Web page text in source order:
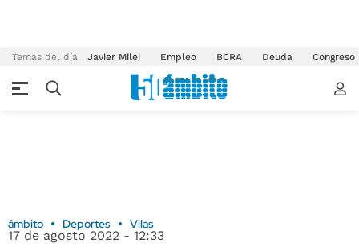
Temas del día Javier Milei Empleo BCRA Deuda Congreso
ámbito Deportes Vilas
17 de agosto 2022 - 12:33